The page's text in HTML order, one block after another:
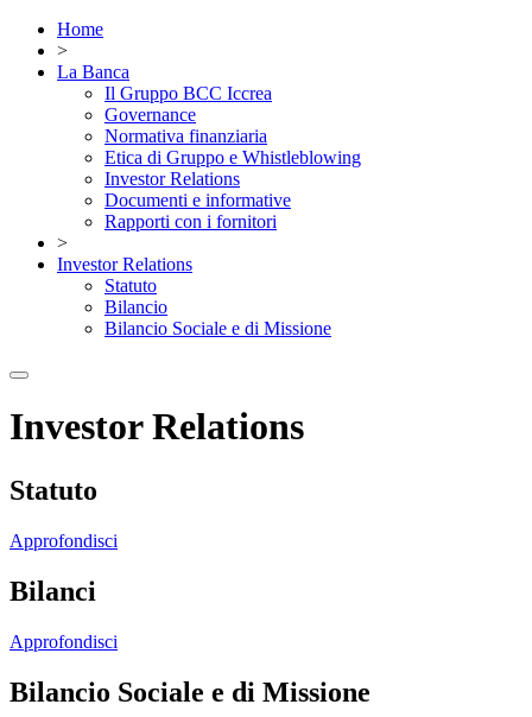
Home
>
La Banca
Il Gruppo BCC Iccrea
Governance
Normativa finanziaria
Etica di Gruppo e Whistleblowing
Investor Relations
Documenti e informative
Rapporti con i fornitori
>
Investor Relations
Statuto
Bilancio
Bilancio Sociale e di Missione
Investor Relations
Statuto
Approfondisci
Bilanci
Approfondisci
Bilancio Sociale e di Missione